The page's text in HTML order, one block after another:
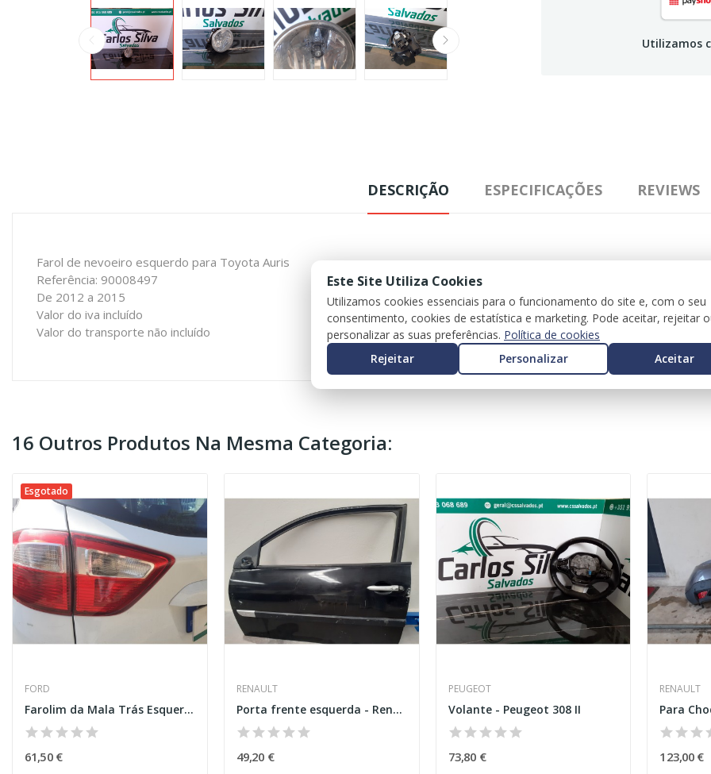
Utilizamos
DESCRIÇÃO ESPECIFICAÇÕES REVIEWS
Farol de nevoeiro esquerdo para Toyota Auris
Referência: 90008497
De 2012 a 2015
Valor do iva incluído
Valor do transporte não incluído
16 Outros Produtos Na Mesma Categoria:
Esgotado
FORD
Farolim da Mala Trás Esquerdo – FORD C-MAX II...
61,50 €
RENAULT
Porta frente esquerda - Renault Megane II Coupé...
49,20 €
PEUGEOT
Volante - Peugeot 308 II
73,80 €
RENAULT
123,00 €
Este Site Utiliza Cookies
Utilizamos cookies essenciais para o funcionamento do site e, com o seu
consentimento, cookies de estatística e marketing. Pode aceitar, rejeitar
personalizar as suas preferências. Política de cookies
Rejeitar
Personalizar Aceitar